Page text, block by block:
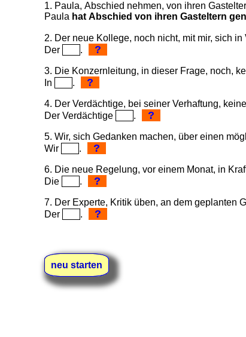
1. Paula, Abschied nehmen, von ihren
Paula hat Abschied von ihren Gasteltern
2. Der neue Kollege, noch nicht, mit mir, sich in
Der
. ?
3. Die Konzernleitung, in dieser Frage, noch,
In
. ?
4. Der Verdächtige, bei seiner Verhaftung,
Der Verdächtige
. ?
5. Wir, sich Gedanken machen, über einen
Wir
. ?
6. Die neue Regelung, vor einem Monat, in
Die
. ?
7. Der Experte, Kritik üben, an dem geplanten
Der
. ?
9. Sabine, für ihre Abreise, Vorbereitungen
Sabine
. ?
neu starten